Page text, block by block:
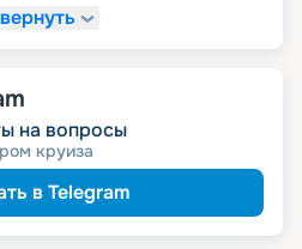
на вопросы
круиза
в Telegram